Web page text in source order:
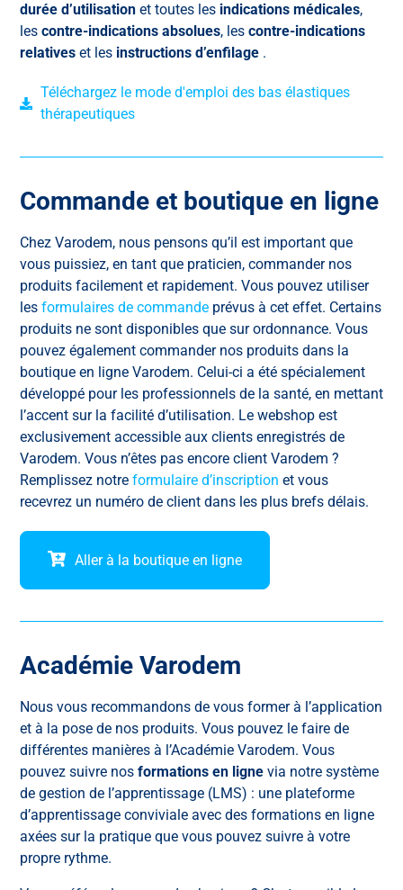
durée d’utilisation et toutes les indications médicales,
les contre-indications absolues, les contre-indications
relatives et les instructions d’enfilage .
Téléchargez le mode d'emploi des bas élastiques
thérapeutiques
Commande et boutique en ligne
Chez Varodem, nous pensons qu’il est important que
vous puissiez, en tant que praticien, commander nos
produits facilement et rapidement. Vous pouvez utiliser
les formulaires de commande prévus à cet effet. Certains
produits ne sont disponibles que sur ordonnance. Vous
pouvez également commander nos produits dans la
boutique en ligne Varodem. Celui-ci a été spécialement
développé pour les professionnels de la santé, en mettant
l’accent sur la facilité d’utilisation. Le webshop est
exclusivement accessible aux clients enregistrés de
Varodem. Vous n’êtes pas encore client Varodem ?
Remplissez notre formulaire d’inscription et vous
recevrez un numéro de client dans les plus brefs délais.
Aller à la boutique en ligne
Académie Varodem
Nous vous recommandons de vous former à l’application
et à la pose de nos produits. Vous pouvez le faire de
différentes manières à l’Académie Varodem. Vous
pouvez suivre nos formations en ligne via notre système
de gestion de l’apprentissage (LMS) : une plateforme
d’apprentissage conviviale avec des formations en ligne
axées sur la pratique que vous pouvez suivre à votre
propre rythme.